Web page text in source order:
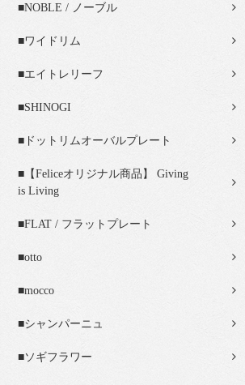
■NOBLE / ノーブル
■ワイドリム
■エイトレリーフ
■SHINOGI
■ドットリムオーバルプレート
■【Feliceオリジナル商品】 Giving
is Living
■FLAT / フラットプレート
■otto
■mocco
■シャンパーニュ
■ソギフラワー